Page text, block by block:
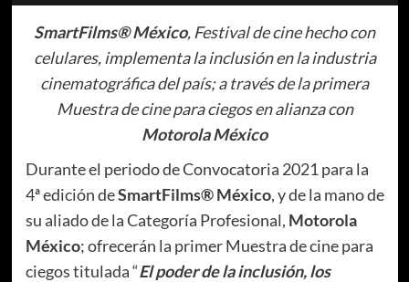
SmartFilms® México, Festival de cine hecho con
celulares, implementa la inclusión en la industria
cinematográfica del país; a través de la primera
Muestra de cine para ciegos en alianza con
Motorola México
Durante el periodo de Convocatoria 2021 para la
4ª edición deSmartFilms® México, y de la mano de
su aliado de la Categoría Profesional, Motorola
México; ofrecerán la primer Muestra de cine para
ciegos titulada “El poder de la inclusión, los